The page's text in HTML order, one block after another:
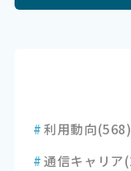
#利用動向(568)
#通信キャリア